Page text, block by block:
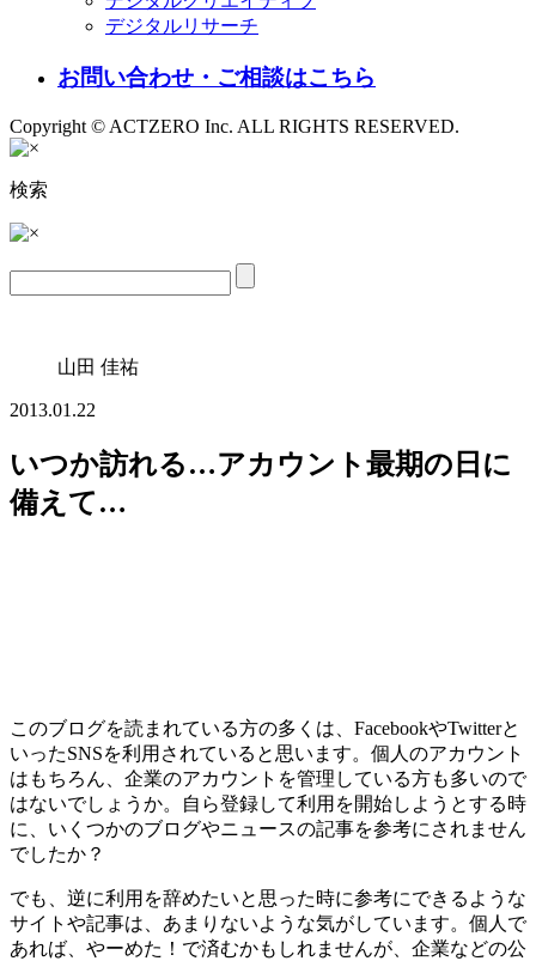
デジタルリサーチ
お問い合わせ・ご相談はこちら
Copyright © ACTZERO Inc. ALL RIGHTS RESERVED.
検索
山田 佳祐
2013.01.22
いつか訪れる…アカウント最期の日に
備えて…
このブログを読まれている方の多くは、FacebookやTwitterと
いったSNSを利用されていると思います。個人のアカウント
はもちろん、企業のアカウントを管理している方も多いので
はないでしょうか。自ら登録して利用を開始しようとする時
に、いくつかのブログやニュースの記事を参考にされません
でしたか？
でも、逆に利用を辞めたいと思った時に参考にできるような
サイトや記事は、あまりないような気がしています。個人で
あれば、やーめた！で済むかもしれませんが、企業などの公